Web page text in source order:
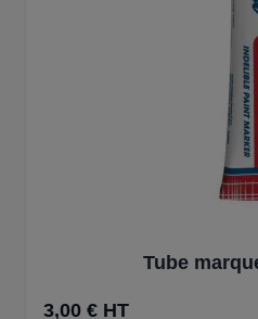
Tube
3,00 € HT